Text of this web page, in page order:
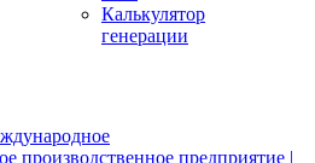
Калькулятор
генерации